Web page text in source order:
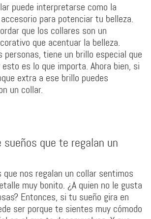
puede interpretarse como la
para potenciar tu belleza.
que los collares son un
que acentuar la belleza.
personas, tiene un brillo especial que
es lo que importa. Ahora bien, si
extra a ese brillo puedes
un collar.
sueños que te regalan un
que nos regalan un collar sentimos
muy bonito. ¿A quien no le gusta
Entonces, si tu sueño gira en
ser porque te sientes muy cómodo